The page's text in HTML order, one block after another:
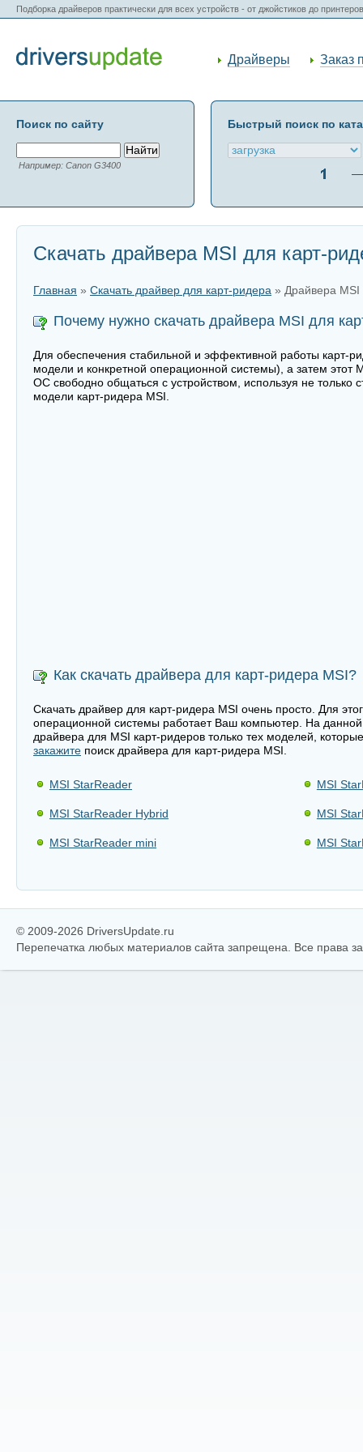
Подборка драйверов практически для всех устройств - от джойстиков до
Драйверы Заказ
Поиск по сайту
Например: Canon G3400
Быстрый поиск по
Скачать драйвера MSI для карт-
Главная » Скачать драйвер для карт-ридера » Драйвера MSI
Почему нужно скачать драйвера MSI для
Для обеспечения стабильной и эффективной работы карт-
модели и конкретной операционной системы), а затем этот
ОС свободно общаться с устройством, используя не только
модели карт-ридера MSI.
Как скачать драйвера для карт-ридера MSI?
Скачать драйвер для карт-ридера MSI очень просто. Для
операционной системы работает Ваш компьютер. На
драйвера для MSI карт-ридеров только тех моделей,
закажите поиск драйвера для карт-ридера MSI.
MSI StarReader
MSI StarReader Hybrid
MSI StarReader mini
MSI
MSI
MSI
© 2009-2026 DriversUpdate.ru
Перепечатка любых материалов сайта запрещена. Все права